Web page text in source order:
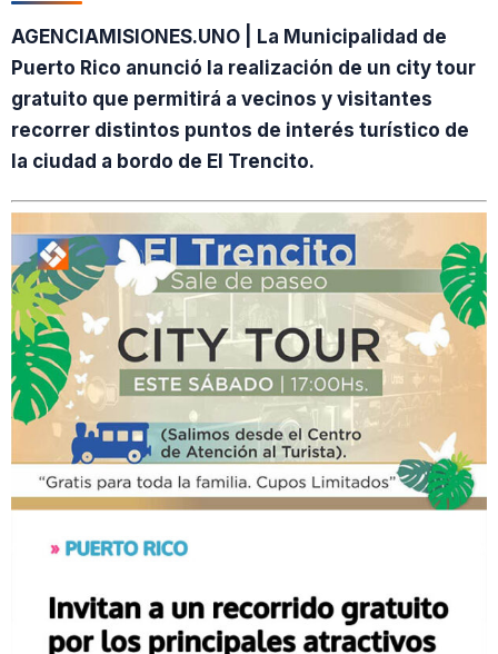
AGENCIAMISIONES.UNO | La Municipalidad de
Puerto Rico anunció la realización de un city tour
gratuito que permitirá a vecinos y visitantes
recorrer distintos puntos de interés turístico de
la ciudad a bordo de El Trencito.